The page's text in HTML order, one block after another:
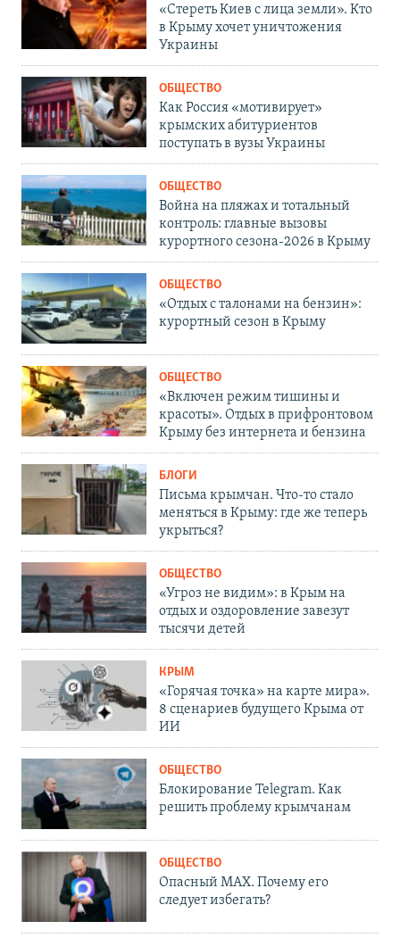
«Стереть Киев с лица земли». Кто
в Крыму хочет уничтожения
Украины
ОБЩЕСТВО
Как Россия «мотивирует»
крымских абитуриентов
поступать в вузы Украины
ОБЩЕСТВО
Война на пляжах и тотальный
контроль: главные вызовы
курортного сезона-2026 в Крыму
ОБЩЕСТВО
«Отдых с талонами на бензин»:
курортный сезон в Крыму
ОБЩЕСТВО
«Включен режим тишины и
красоты». Отдых в прифронтовом
Крыму без интернета и бензина
БЛОГИ
Письма крымчан. Что-то стало
меняться в Крыму: где же теперь
укрыться?
ОБЩЕСТВО
«Угроз не видим»: в Крым на
отдых и оздоровление завезут
тысячи детей
КРЫМ
«Горячая точка» на карте мира».
8 сценариев будущего Крыма от
ИИ
ОБЩЕСТВО
Блокирование Telegram. Как
решить проблему крымчанам
ОБЩЕСТВО
Опасный MAX. Почему его
следует избегать?